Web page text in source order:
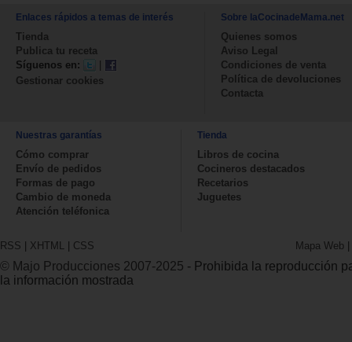
Enlaces rápidos a temas de interés
Tienda
Publica tu receta
Síguenos en:
|
Gestionar cookies
Sobre laCocinadeMama.net
Quienes somos
Aviso Legal
Condiciones de venta
Política de devoluciones
Contacta
Nuestras garantías
Cómo comprar
Envío de pedidos
Formas de pago
Cambio de moneda
Atención teléfonica
Tienda
Libros de cocina
Cocineros destacados
Recetarios
Juguetes
RSS | XHTML | CSS Mapa Web |
© Majo Producciones 2007-2025 - Prohibida la reproducción
la información mostrada